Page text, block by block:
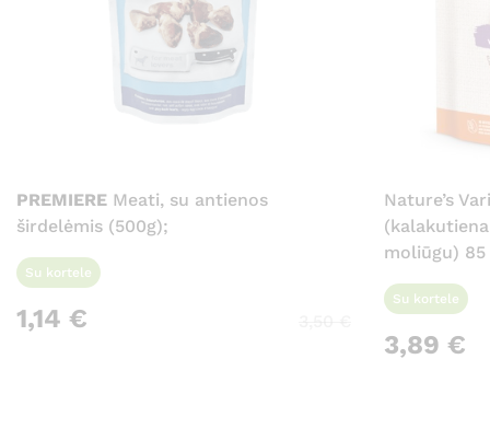
PREMIERE Meati, su antienos
širdelėmis (500g);
Su kortele
1,14 €
Nature’s
moliūgu) 85
Su kortele
3,89 €